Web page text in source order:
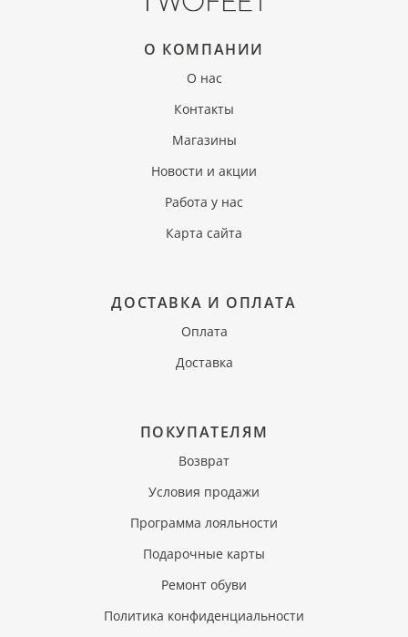
О КОМПАНИИ
О нас
Контакты
Магазины
Новости и акции
Работа у нас
Карта сайта
ДОСТАВКА И ОПЛАТА
Оплата
Доставка
ПОКУПАТЕЛЯМ
Возврат
Условия продажи
Программа лояльности
Подарочные карты
Ремонт обуви
Политика конфиденциальности